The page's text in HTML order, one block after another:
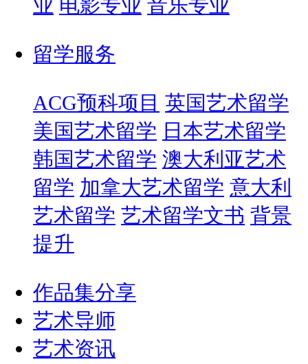
业 电影专业 音乐专业
留学服务
ACG预科项目 英国艺术留学
美国艺术留学 日本艺术留学
韩国艺术留学 澳大利亚艺术
留学 加拿大艺术留学 意大利
艺术留学 艺术留学文书 背景
提升
作品集分享
艺术导师
艺术资讯